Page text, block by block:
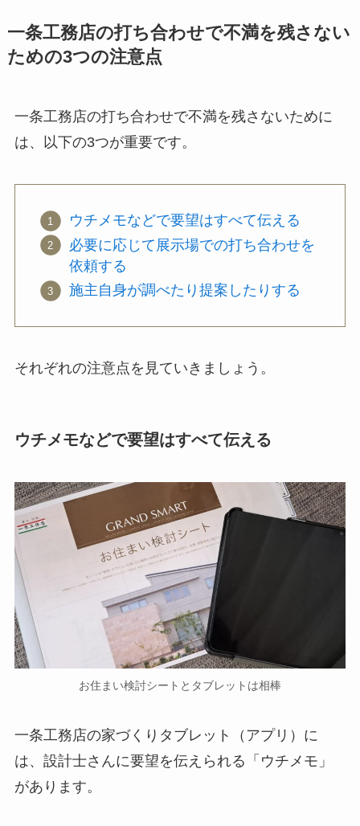
一条工務店の打ち合わせで不満を残さない
ための3つの注意点
一条工務店の打ち合わせで不満を残さないために
は、以下の3つが重要です。
ウチメモなどで要望はすべて伝える
必要に応じて展示場での打ち合わせを
依頼する
施主自身が調べたり提案したりする
それぞれの注意点を見ていきましょう。
ウチメモなどで要望はすべて伝える
お住まい検討シートとタブレットは相棒
一条工務店の家づくりタブレット（アプリ）に
は、設計士さんに要望を伝えられる「ウチメモ」
があります。